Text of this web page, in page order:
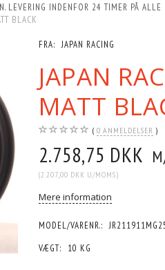
INDENFOR 24 TIMER PÅ ALLE
BLACK
FRA: JAPAN RACING
JAPAN
MATT
0 ANMELDELSER
2.758,75 DKK
(2.207,00 DKK U/MOMS)
Mere information
MODEL/VARENR.:
VÆGT:
10 KG